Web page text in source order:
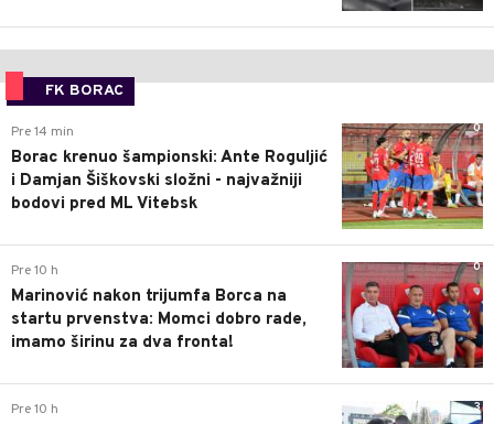
FK BORAC
0
Pre 14 min
Borac krenuo šampionski: Ante Roguljić
i Damjan Šiškovski složni - najvažniji
bodovi pred ML Vitebsk
0
Pre 10 h
Marinović nakon trijumfa Borca na
startu prvenstva: Momci dobro rade,
imamo širinu za dva fronta!
3
Pre 10 h